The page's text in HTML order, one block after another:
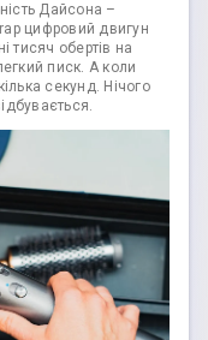
Дайсона –
цифровий двигун
тисяч обертів на
писк. А коли
секунд. Нічого